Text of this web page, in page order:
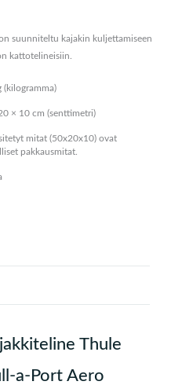
suunniteltu kajakin kuljettamiseen
kattotelineisiin.
(kilogramma)
× 10 cm (senttimetri)
mitat (50x20x10) ovat
pakkausmitat.
Thule
a-Port Aero